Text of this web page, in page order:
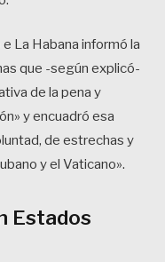
La Habana informó la
que -según explicó-
de la pena y
y encuadró esa
de estrechas y
y el Vaticano».
Estados